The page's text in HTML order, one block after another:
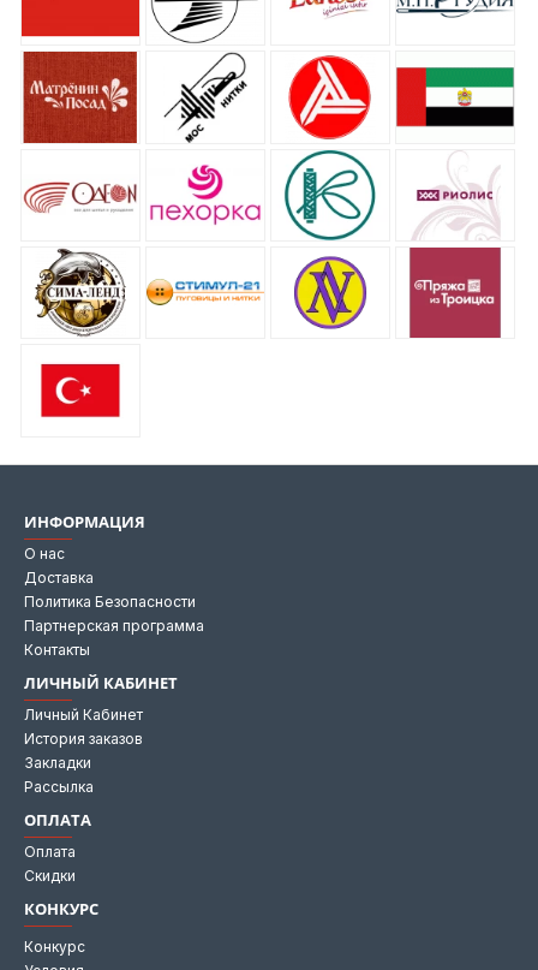
ИНФОРМАЦИЯ
О нас
Доставка
Политика Безопасности
Партнерская программа
Контакты
ЛИЧНЫЙ КАБИНЕТ
Личный Кабинет
История заказов
Закладки
Рассылка
ОПЛАТА
Оплата
Скидки
КОНКУРС
Конкурс